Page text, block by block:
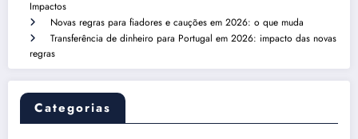
Impactos
Novas regras para fiadores e cauções em 2026: o que muda
Transferência de dinheiro para Portugal em 2026: impacto das novas
regras
Categorias